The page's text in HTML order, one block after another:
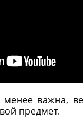
менее важна,
предмет.